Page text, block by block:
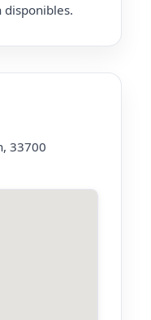
33700